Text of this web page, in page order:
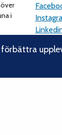
i